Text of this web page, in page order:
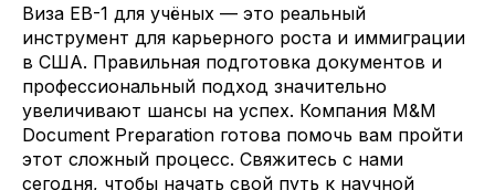
Виза EB-1 для учёных — это реальный
инструмент для карьерного роста и иммиграции
в США. Правильная подготовка документов и
профессиональный подход значительно
увеличивают шансы на успех. Компания M&M
Document Preparation готова помочь вам пройти
этот сложный процесс. Свяжитесь с нами
сегодня, чтобы начать свой путь к научной